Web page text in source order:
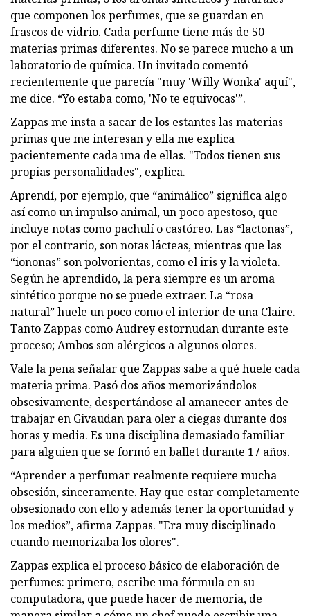
que componen los perfumes, que se guardan en
frascos de vidrio. Cada perfume tiene más de 50
materias primas diferentes. No se parece mucho a un
laboratorio de química. Un invitado comentó
recientemente que parecía "muy 'Willy Wonka' aquí",
me dice. “Yo estaba como, 'No te equivocas'”.
Zappas me insta a sacar de los estantes las materias
primas que me interesan y ella me explica
pacientemente cada una de ellas. "Todos tienen sus
propias personalidades", explica.
Aprendí, por ejemplo, que “animálico” significa algo
así como un impulso animal, un poco apestoso, que
incluye notas como pachulí o castóreo. Las “lactonas”,
por el contrario, son notas lácteas, mientras que las
“iononas” son polvorientas, como el iris y la violeta.
Según he aprendido, la pera siempre es un aroma
sintético porque no se puede extraer. La “rosa
natural” huele un poco como el interior de una Claire.
Tanto Zappas como Audrey estornudan durante este
proceso; Ambos son alérgicos a algunos olores.
Vale la pena señalar que Zappas sabe a qué huele cada
materia prima. Pasó dos años memorizándolos
obsesivamente, despertándose al amanecer antes de
trabajar en Givaudan para oler a ciegas durante dos
horas y media. Es una disciplina demasiado familiar
para alguien que se formó en ballet durante 17 años.
“Aprender a perfumar realmente requiere mucha
obsesión, sinceramente. Hay que estar completamente
obsesionado con ello y además tener la oportunidad y
los medios”, afirma Zappas. "Era muy disciplinado
cuando memorizaba los olores".
Zappas explica el proceso básico de elaboración de
perfumes: primero, escribe una fórmula en su
computadora, que puede hacer de memoria, de